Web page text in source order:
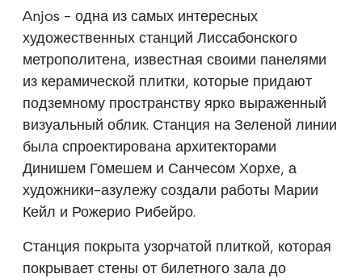
Anjos - одна из самых интересных
художественных станций Лиссабонского
метрополитена, известная своими панелями
из керамической плитки, которые придают
подземному пространству ярко выраженный
визуальный облик. Станция на Зеленой линии
была спроектирована архитекторами
Динишем Гомешем и Санчесом Хорхе, а
художники-азулежу создали работы Марии
Кейл и Рожерио Рибейро.
Станция покрыта узорчатой плиткой, которая
покрывает стены от билетного зала до